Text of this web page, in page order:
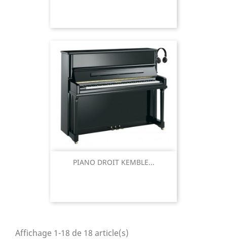
PIANO DROIT KEMBLE...
Affichage 1-18 de 18 article(s)